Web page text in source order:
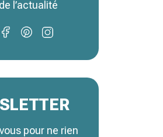
l’actualité
pour ne rien